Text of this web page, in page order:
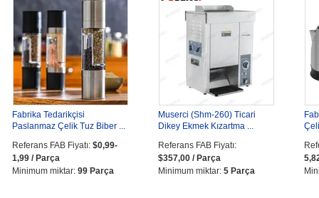
Fabrika Tedarikçisi
Paslanmaz Çelik Tuz Biber ...
Referans FAB Fiyatı: $0,99-
1,99 / Parça
Minimum miktar: 99 Parça
Muserci (Shm-260) Ticari
Dikey Ekmek Kızartma ...
Referans FAB Fiyatı:
$357,00 / Parça
Minimum miktar: 5 Parça